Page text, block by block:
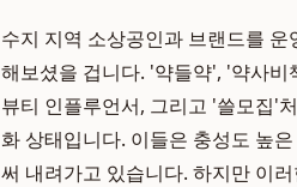
수지 지역 소상공인과 브랜드를
해보셨을 겁니다. '약들약', '약사비
뷰티 인플루언서, 그리고 '쓸모집'
화 상태입니다. 이들은 충성도 높
써 내려가고 있습니다. 하지만 이